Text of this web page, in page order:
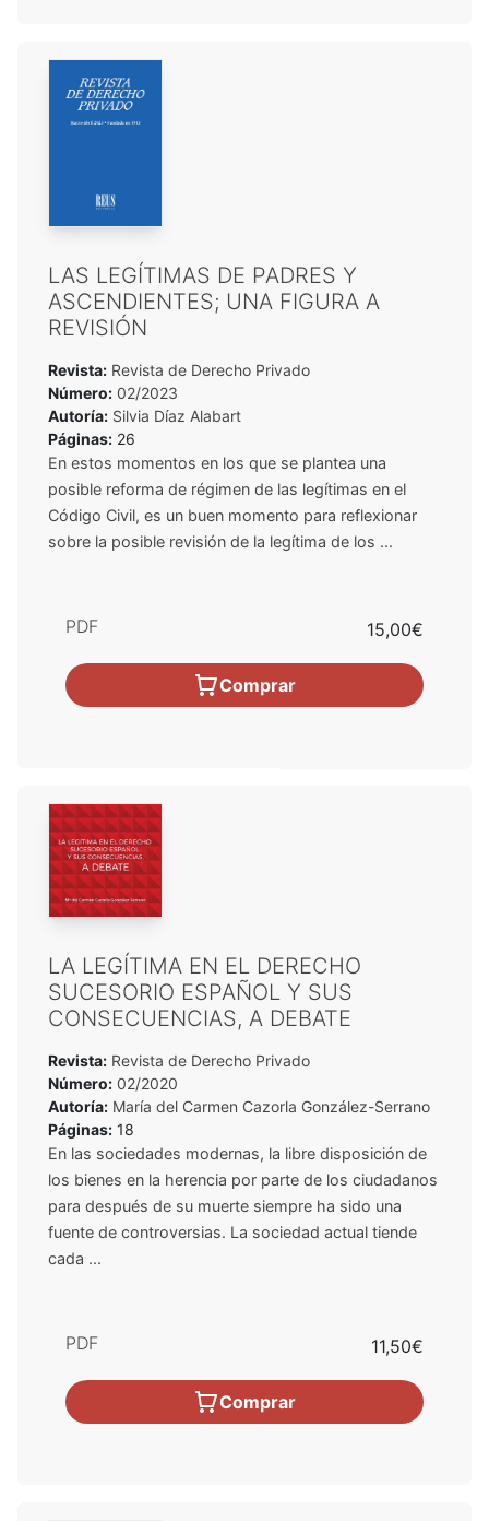
LAS LEGÍTIMAS DE PADRES Y
ASCENDIENTES; UNA FIGURA A
REVISIÓN
Revista: Revista de Derecho Privado
Número: 02/2023
Autoría: Silvia Díaz Alabart
Páginas: 26
En estos momentos en los que se plantea una
posible reforma de régimen de las legítimas en el
Código Civil, es un buen momento para reflexionar
sobre la posible revisión de la legítima de los ...
PDF 15,00€
Comprar
LA LEGÍTIMA EN EL DERECHO
SUCESORIO ESPAÑOL Y SUS
CONSECUENCIAS, A DEBATE
Revista: Revista de Derecho Privado
Número: 02/2020
Autoría: María del Carmen Cazorla González-Serrano
Páginas: 18
En las sociedades modernas, la libre disposición de
los bienes en la herencia por parte de los ciudadanos
para después de su muerte siempre ha sido una
fuente de controversias. La sociedad actual tiende
cada ...
PDF 11,50€
Comprar